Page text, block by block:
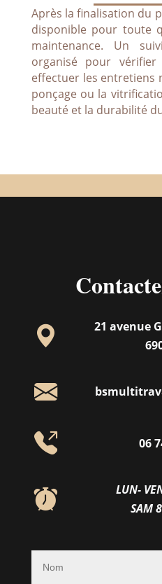
Après la finalisation du
disponible pour toute
maintenance. Un
organisé pour
effectuer les entretiens
ponçage ou la
beauté et la durabilité
21 avenue
06
LUN-
SAM